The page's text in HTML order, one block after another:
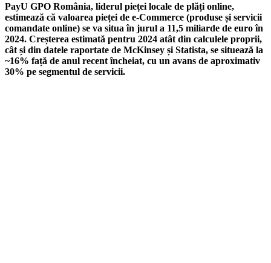
PayU GPO România, liderul pieței locale de plăți online,
estimează că valoarea pieței de e-Commerce (produse și servicii
comandate online) se va situa în jurul a 11,5 miliarde de euro în
2024. Creșterea estimată pentru 2024 atât din calculele proprii,
cât și din datele raportate de McKinsey și Statista, se situează la
~16% față de anul recent încheiat, cu un avans de aproximativ
30% pe segmentul de servicii.